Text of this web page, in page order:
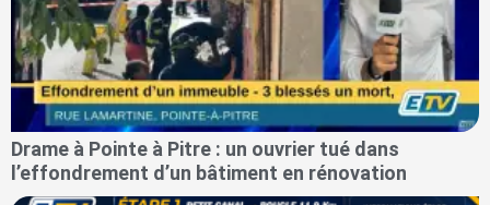
Drame à Pointe à Pitre : un ouvrier tué dans
l’effondrement d’un bâtiment en rénovation